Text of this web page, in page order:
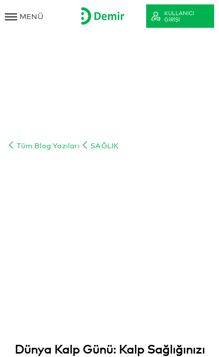
MENÜ
KULLANICI
GIRIŞI
Tüm Blog Yazıları SAĞLIK
Dünya Kalp Günü: Kalp Sağlığınızı